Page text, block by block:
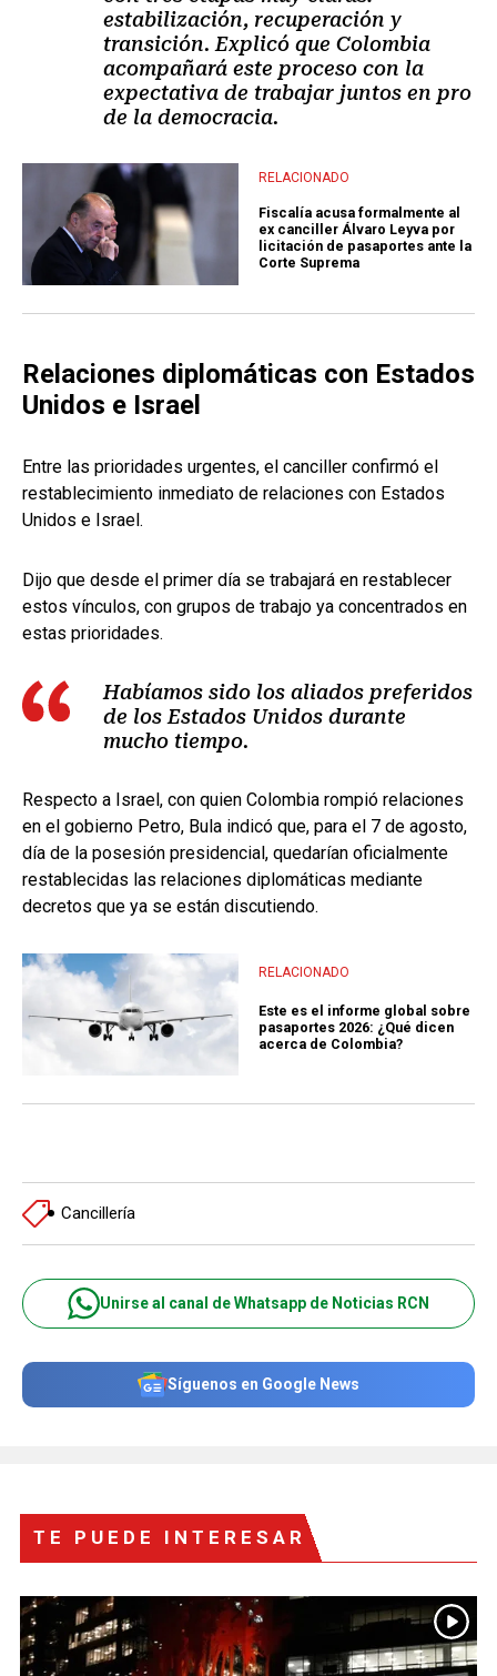
estabilización, recuperación y
transición. Explicó que Colombia
acompañará este proceso con la
expectativa de trabajar juntos en pro
de la democracia.
RELACIONADO
Fiscalía acusa formalmente al
ex canciller Álvaro Leyva por
licitación de pasaportes ante la
Corte Suprema
Relaciones diplomáticas con Estados
Unidos e Israel
Entre las prioridades urgentes, el canciller confirmó el
restablecimiento inmediato de relaciones con Estados
Unidos e Israel.
Dijo que desde el primer día se trabajará en restablecer
estos vínculos, con grupos de trabajo ya concentrados en
estas prioridades.
Habíamos sido los aliados preferidos
de los Estados Unidos durante
mucho tiempo.
Respecto a Israel, con quien Colombia rompió relaciones
en el gobierno Petro, Bula indicó que, para el 7 de agosto,
día de la posesión presidencial, quedarían oficialmente
restablecidas las relaciones diplomáticas mediante
decretos que ya se están discutiendo.
RELACIONADO
Este es el informe global sobre
pasaportes 2026: ¿Qué dicen
acerca de Colombia?
Cancillería
Unirse al canal de Whatsapp de Noticias RCN
Síguenos en Google News
TE PUEDE INTERESAR